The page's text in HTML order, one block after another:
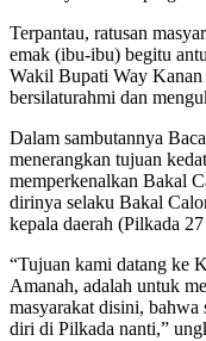
Terpantau, ratusan
emak (ibu-ibu) begitu
Wakil Bupati Way
bersilaturahmi dan
Dalam sambutannya
menerangkan tujuan
memperkenalkan Bakal
dirinya selaku Bakal
kepala daerah (Pilkada
“Tujuan kami datang ke
Amanah, adalah untuk
masyarakat disini, bahwa
diri di Pilkada nanti,”